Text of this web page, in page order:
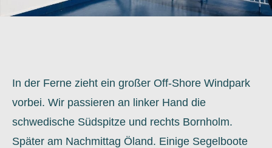
In der Ferne zieht ein großer Off-Shore Windpark
vorbei. Wir passieren an linker Hand die
schwedische Südspitze und rechts Bornholm.
Später am Nachmittag Öland. Einige Segelboote